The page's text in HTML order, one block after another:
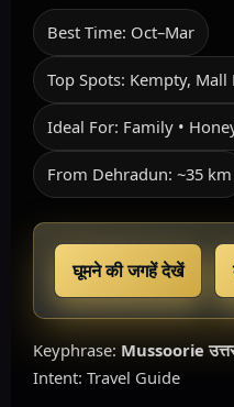
Best Time: Oct–Mar
Top Spots: Kempty,
Ideal For: Family •
From Dehradun: ~35 km
घूमने की जगहें देखें
Keyphrase: Mussoorie
Intent: Travel Guide